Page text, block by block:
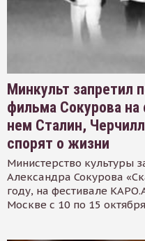
Минкульт запретил
фильма Сокурова
нем Сталин,
спорят о жизни
Министерство культуры
Александра Сокурова
году, на фестивале
Москве с 10 по 15 октября